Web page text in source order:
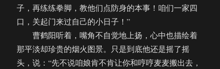
子，再练练拳脚，教他们点防身的本事！咱们一家四
口，关起门来过自己的小日子！”
曹鹤阳听着，嘴角不自觉地上扬，心中也描绘着
那平淡却珍贵的烟火图景。只是到底他还是摇了摇
头，说：“先不说咱娘肯不肯让你和哼哼麦麦搬出去，